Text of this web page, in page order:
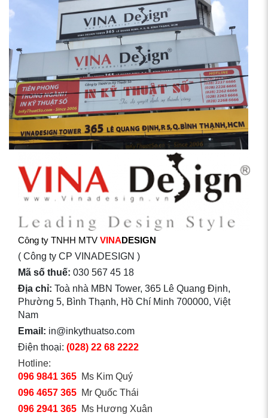
Công ty TNHH MTV VINADESIGN
( Công ty CP VINADESIGN )
Mã số thuế: 030 567 45 18
Địa chỉ: Toà nhà MBN Tower, 365 Lê Quang Định,
Phường 5, Bình Thạnh, Hồ Chí Minh 700000, Việt
Nam
Email: in@inkythuatso.com
Điện thoại: (028) 22 68 2222
Hotline:
096 9841 365 Ms Kim Quý
096 4657 365 Mr Quốc Thái
096 2941 365 Ms Hương Xuân